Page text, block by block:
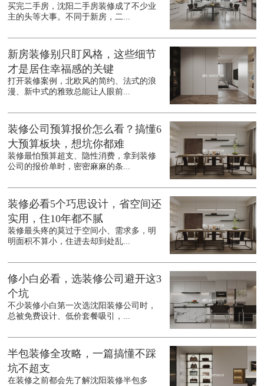
买完二手房，沈阳二手房装修成了不少业
主的头等大事。不同于新房，二...
新房装修别只盯风格，这些细节
才是居住幸福感的关键
打开装修案例，北欧风的简约、法式的浪
漫、新中式的雅致总能让人眼前...
装修公司预算报价怎么看？搞懂6
大预算板块，想坑你都难
装修最怕预算超支、隐性消费，拿到装修
公司的报价单时，密密麻麻的条...
装修必看5个巧思设计，省空间还
实用，住10年都不腻
装修最头疼的莫过于空间小、需求多，明
明面积不算小，住进去却到处乱...
修小白必看，选装修公司避开这3
个坑
不少装修小白第一次选沈阳装修公司时，
总被免费设计、低价套餐吸引，...
半包装修全攻略，一篇搞懂不踩
坑不超支
在装修之前都会先了解沈阳装修半包多